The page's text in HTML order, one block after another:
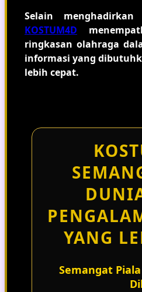
Selain menghadirkan
KOSTUM4D
ringkasan olahraga
informasi yang
lebih cepat.
YANG
Semangat